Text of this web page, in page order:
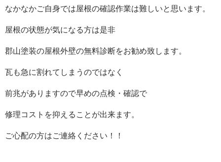
なかなかご自身では屋根の確認作業は難しいと思います。
屋根の状態が気になる方は是非
郡山塗装の屋根外壁の無料診断をお勧め致します。
瓦も急に割れてしまうのではなく
前兆がありますので早めの点検・確認で
修理コストを抑えることが出来ます。
ご心配の方はご連絡ください！！